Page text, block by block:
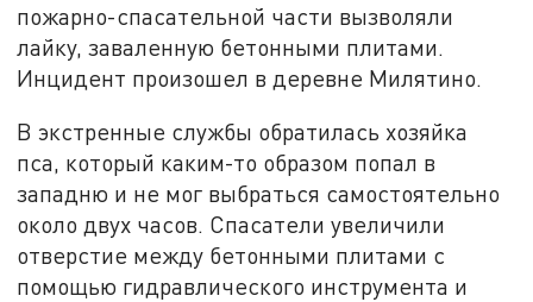
пожарно-спасательной части вызволяли
лайку, заваленную бетонными плитами.
Инцидент произошел в деревне Милятино.
В экстренные службы обратилась хозяйка
пса, который каким-то образом попал в
западню и не мог выбраться самостоятельно
около двух часов. Спасатели увеличили
отверстие между бетонными плитами с
помощью гидравлического инструмента и